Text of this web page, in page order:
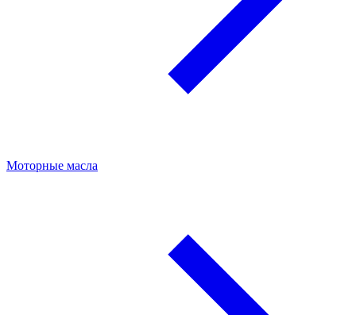
Моторные масла